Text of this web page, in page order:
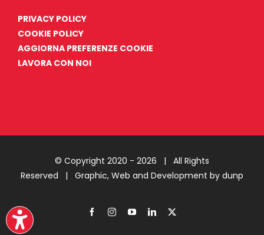
PRIVACY POLICY
COOKIE POLICY
AGGIORNA PREFERENZE COOKIE
LAVORA CON NOI
© Copyright 2020 - 2026 | All Rights
Reserved | Graphic, Web and Development by dunp
FacebookInstagramYouTubeLinkedIn